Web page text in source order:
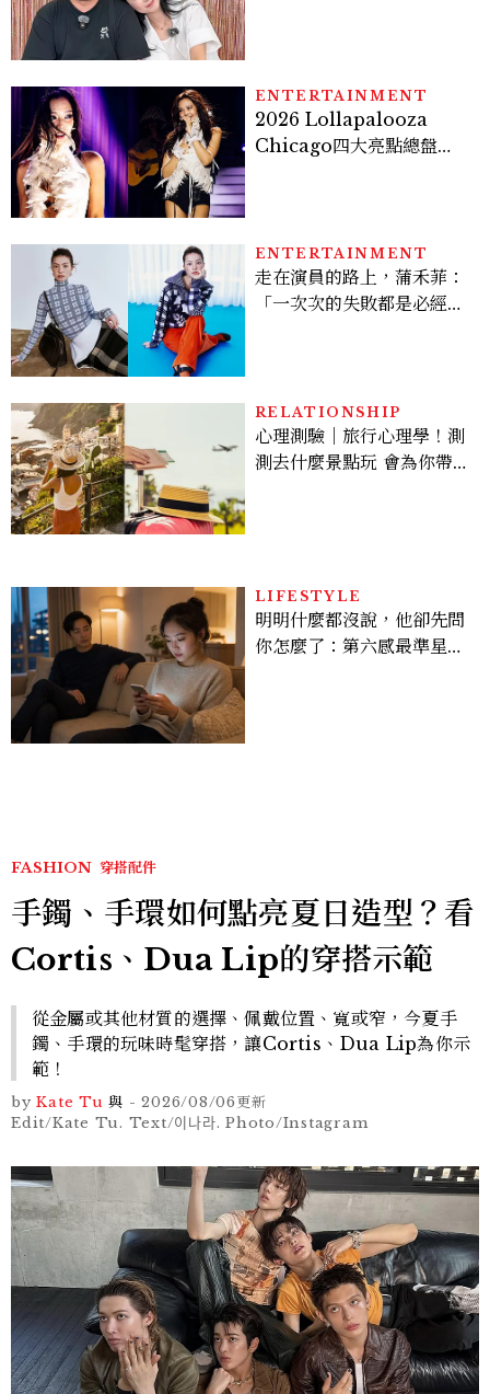
ENTERTAINMENT
2026 Lollapalooza
Chicago四大亮點總盤
ENTERTAINMENT
走在演員的路上，蒲禾菲：
「一次次的失敗都是必經過
RELATIONSHIP
心理測驗｜旅行心理學！測
測去什麼景點玩 會為你帶來
LIFESTYLE
明明什麼都沒說，他卻先問
你怎麼了：第六感最準星座
FASHION 穿搭配件
手鐲、手環如何點亮夏日造型？看
Cortis、Dua Lip的穿搭示範
從金屬或其他材質的選擇、佩戴位置、寬或窄，今夏手
鐲、手環的玩味時髦穿搭，讓Cortis、Dua Lip為你示
範！
by Kate Tu 與 -2026/08/06更新
Edit/Kate Tu. Text/이나라. Photo/Instagram